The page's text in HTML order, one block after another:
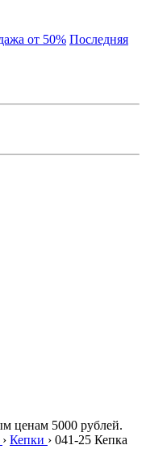
от 50% Последняя
ценам 5000 рублей.
› Кепки › 041-25 Кепка